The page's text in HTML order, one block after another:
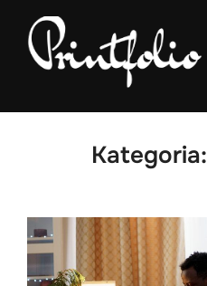
content
Kategoria: